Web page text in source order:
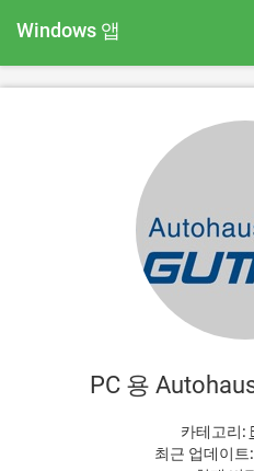
Windows 앱
PC 용
카테고리:
최근 업데이트: